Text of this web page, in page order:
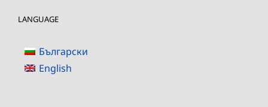
LANGUAGE
Български
English